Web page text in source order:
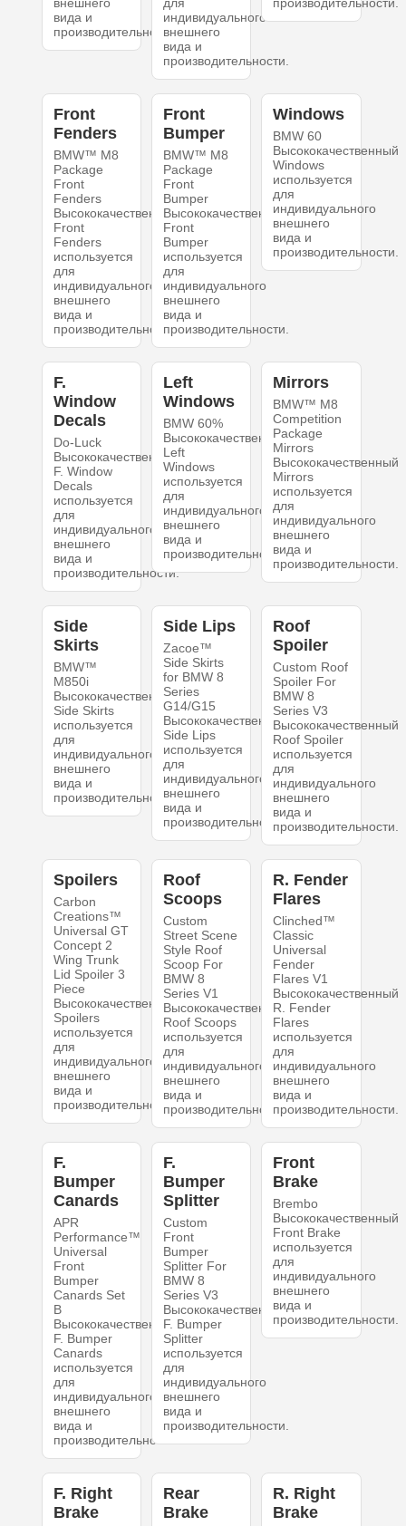
внешнего
вида и
производительности.
для
индивидуального
внешнего
вида и
производительности.
производительности.
Front
Fenders
BMW™ M8
Package
Front
Fenders
Высококачественный
Front
Fenders
используется
для
индивидуального
внешнего
вида и
производительности.
Front
Bumper
BMW™ M8
Package
Front
Bumper
Высококачественный
Front
Bumper
используется
для
индивидуального
внешнего
вида и
производительности.
Windows
BMW 60
Высококачественный
Windows
используется
для
индивидуального
внешнего
вида и
производительности.
F.
Window
Decals
Do-Luck
Высококачественный
F. Window
Decals
используется
для
индивидуального
внешнего
вида и
производительности.
Left
Windows
BMW 60%
Высококачественный
Left
Windows
используется
для
индивидуального
внешнего
вида и
производительности.
Mirrors
BMW™ M8
Competition
Package
Mirrors
Высококачественный
Mirrors
используется
для
индивидуального
внешнего
вида и
производительности.
Side
Skirts
BMW™
M850i
Высококачественный
Side Skirts
используется
для
индивидуального
внешнего
вида и
производительности.
Side Lips
Zacoe™
Side Skirts
for BMW 8
Series
G14/G15
Высококачественный
Side Lips
используется
для
индивидуального
внешнего
вида и
производительности.
Roof
Spoiler
Custom Roof
Spoiler For
BMW 8
Series V3
Высококачественный
Roof Spoiler
используется
для
индивидуального
внешнего
вида и
производительности.
Spoilers
Carbon
Creations™
Universal GT
Concept 2
Wing Trunk
Lid Spoiler 3
Piece
Высококачественный
Spoilers
используется
для
индивидуального
внешнего
вида и
производительности.
Roof
Scoops
Custom
Street Scene
Style Roof
Scoop For
BMW 8
Series V1
Высококачественный
Roof Scoops
используется
для
индивидуального
внешнего
вида и
производительности.
R. Fender
Flares
Clinched™
Classic
Universal
Fender
Flares V1
Высококачественный
R. Fender
Flares
используется
для
индивидуального
внешнего
вида и
производительности.
F.
Bumper
Canards
APR
Performance™
Universal
Front
Bumper
Canards Set
B
Высококачественный
F. Bumper
Canards
используется
для
индивидуального
внешнего
вида и
производительности.
F.
Bumper
Splitter
Custom
Front
Bumper
Splitter For
BMW 8
Series V3
Высококачественный
F. Bumper
Splitter
используется
для
индивидуального
внешнего
вида и
производительности.
Front
Brake
Brembo
Высококачественный
Front Brake
используется
для
индивидуального
внешнего
вида и
производительности.
F. Right
Brake
Rear
Brake
R. Right
Brake